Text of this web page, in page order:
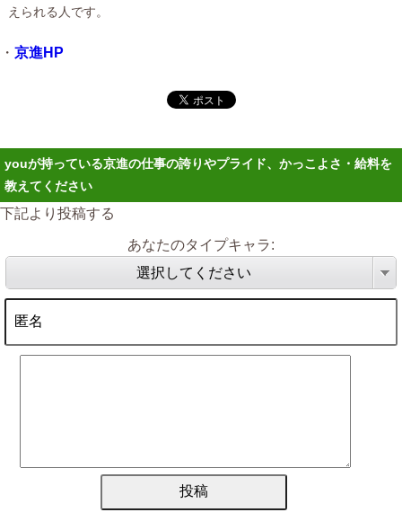
えられる人です。
・ 京進HP
youが持っている京進の仕事の誇りやプライド、かっこよさ・給料を
教えてください
下記より投稿する
あなたのタイプキャラ:
選択してください